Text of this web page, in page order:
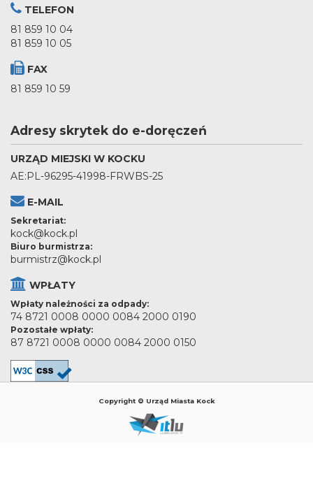
TELEFON
81 859 10 04
81 859 10 05
FAX
81 859 10 59
Adresy skrytek do e-doręczeń
URZĄD MIEJSKI W KOCKU
AE:PL-96295-41998-FRWBS-25
E-MAIL
Sekretariat:
kock@kock.pl
Biuro burmistrza:
burmistrz@kock.pl
WPŁATY
Wpłaty należności za odpady:
74 8721 0008 0000 0084 2000 0190
Pozostałe wpłaty:
87 8721 0008 0000 0084 2000 0150
Copyright © Urząd Miasta Kock